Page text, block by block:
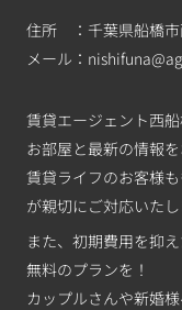
住所 ：千葉県船橋
メール：
賃貸エージェント西
お部屋と最新の情報
賃貸ライフのお客様
が親切にご対応いたし
また、初期費用を抑
無料のプランを！
カップルさんや新婚